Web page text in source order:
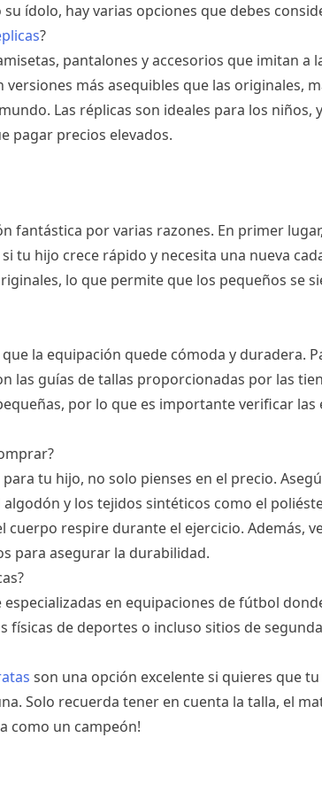
ídolo, hay varias opciones que debes
?
pantalones y accesorios que imitan a
más asequibles que las originales,
Las réplicas son ideales para los niños,
pagar precios elevados.
fantástica por varias razones. En primer
tu hijo crece rápido y necesita una nueva
lo que permite que los pequeños se
la equipación quede cómoda y duradera.
las guías de tallas proporcionadas por las
por lo que es importante verificar las
tu hijo, no solo pienses en el precio.
y los tejidos sintéticos como el
cuerpo respire durante el ejercicio. Además,
para asegurar la durabilidad.
en equipaciones de fútbol
físicas de deportes o incluso sitios de
son una opción excelente si quieres que
Solo recuerda tener en cuenta la talla, el
como un campeón!